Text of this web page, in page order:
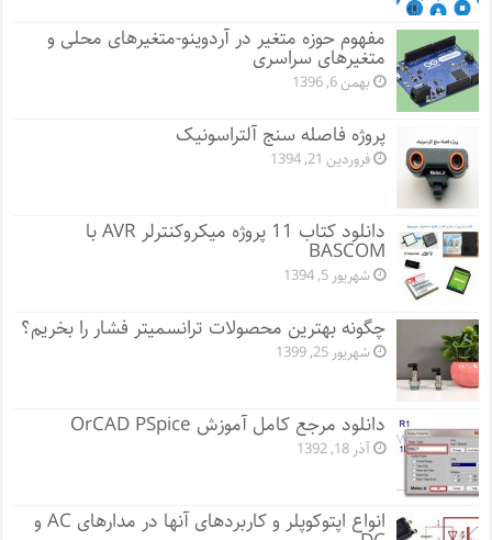
مفهوم حوزه متغیر در آردوینو-متغیرهای محلی و
متغیرهای سراسری
بهمن 6, 1396
پروژه فاصله سنج آلتراسونیک
فروردین 21, 1394
دانلود کتاب 11 پروژه میکروکنترلر AVR با
BASCOM
شهریور 5, 1394
چگونه بهترین محصولات ترانسمیتر فشار را بخریم؟
شهریور 25, 1399
دانلود مرجع کامل آموزش OrCAD PSpice
آذر 18, 1392
انواع اپتوکوپلر و کاربردهای آنها در مدارهای AC و